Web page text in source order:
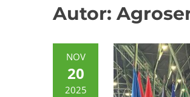
Autor:
NOV
20
2025